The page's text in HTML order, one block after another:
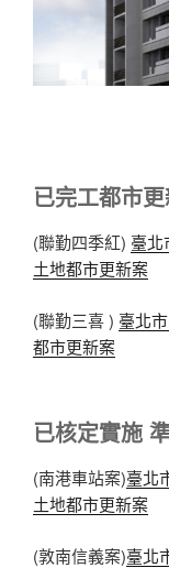
已完工都市
(聯勤四季紅) 臺北
土地都市更新案
(聯勤三喜 ) 臺北
都市更新案
已核定實施
(南港車站案)臺北
土地都市更新案
(敦南信義案)臺北